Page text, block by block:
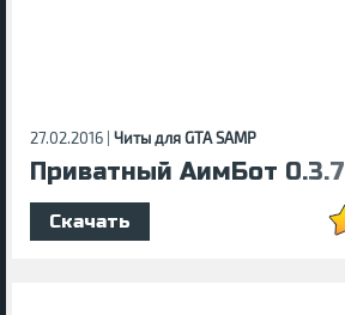
27.02.2016 | Читы для GTA SAMP
Приватный АимБот 0.3.7
Скачать